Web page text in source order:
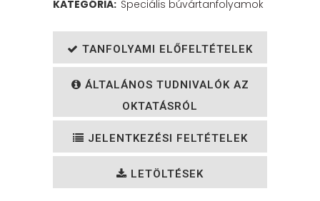
KATEGÓRIA: Speciális búvártanfolyamok
TANFOLYAMI ELŐFELTÉTELEK
ÁLTALÁNOS TUDNIVALÓK AZ
OKTATÁSRÓL
JELENTKEZÉSI FELTÉTELEK
LETÖLTÉSEK